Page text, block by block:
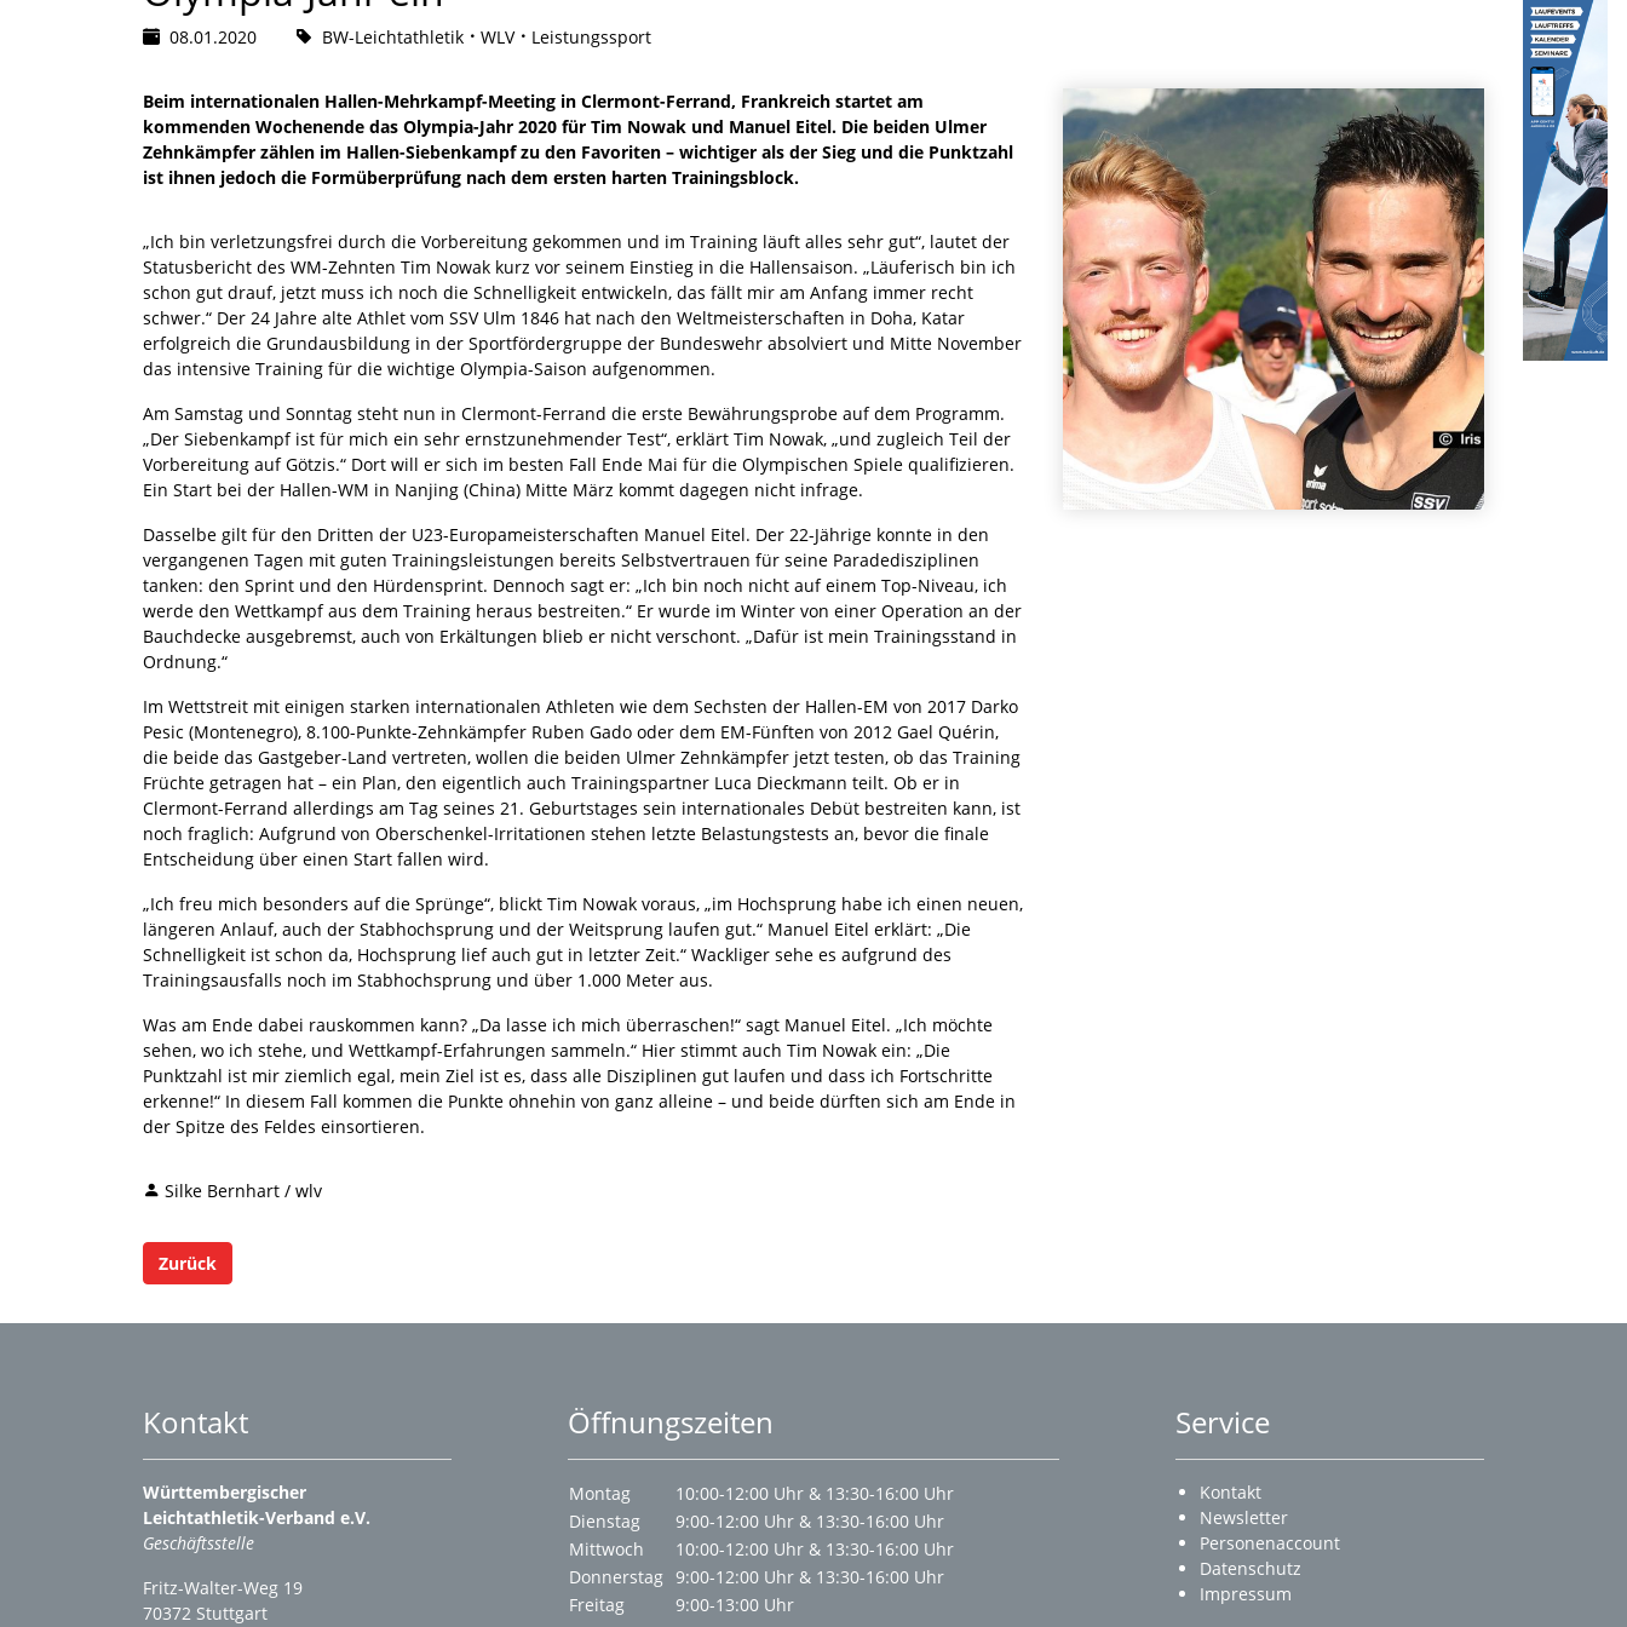
08.01.2020 BW-Leichtathletik WLV Leistungssport
Beim internationalen Hallen-Mehrkampf-Meeting in Clermont-Ferrand, Frankreich startet am
kommenden Wochenende das Olympia-Jahr 2020 für Tim Nowak und Manuel Eitel. Die beiden Ulmer
Zehnkämpfer zählen im Hallen-Siebenkampf zu den Favoriten – wichtiger als der Sieg und die Punktzahl
ist ihnen jedoch die Formüberprüfung nach dem ersten harten Trainingsblock.
„Ich bin verletzungsfrei durch die Vorbereitung gekommen und im Training läuft alles sehr gut“, lautet der
Statusbericht des WM-Zehnten Tim Nowak kurz vor seinem Einstieg in die Hallensaison. „Läuferisch bin ich
schon gut drauf, jetzt muss ich noch die Schnelligkeit entwickeln, das fällt mir am Anfang immer recht
schwer.“ Der 24 Jahre alte Athlet vom SSV Ulm 1846 hat nach den Weltmeisterschaften in Doha, Katar
erfolgreich die Grundausbildung in der Sportfördergruppe der Bundeswehr absolviert und Mitte November
das intensive Training für die wichtige Olympia-Saison aufgenommen.
Am Samstag und Sonntag steht nun in Clermont-Ferrand die erste Bewährungsprobe auf dem Programm.
„Der Siebenkampf ist für mich ein sehr ernstzunehmender Test“, erklärt Tim Nowak, „und zugleich Teil der
Vorbereitung auf Götzis.“ Dort will er sich im besten Fall Ende Mai für die Olympischen Spiele qualifizieren.
Ein Start bei der Hallen-WM in Nanjing (China) Mitte März kommt dagegen nicht infrage.
Dasselbe gilt für den Dritten der U23-Europameisterschaften Manuel Eitel. Der 22-Jährige konnte in den
vergangenen Tagen mit guten Trainingsleistungen bereits Selbstvertrauen für seine Paradedisziplinen
tanken: den Sprint und den Hürdensprint. Dennoch sagt er: „Ich bin noch nicht auf einem Top-Niveau, ich
werde den Wettkampf aus dem Training heraus bestreiten.“ Er wurde im Winter von einer Operation an der
Bauchdecke ausgebremst, auch von Erkältungen blieb er nicht verschont. „Dafür ist mein Trainingsstand in
Ordnung.“
Im Wettstreit mit einigen starken internationalen Athleten wie dem Sechsten der Hallen-EM von 2017 Darko
Pesic (Montenegro), 8.100-Punkte-Zehnkämpfer Ruben Gado oder dem EM-Fünften von 2012 Gael Quérin,
die beide das Gastgeber-Land vertreten, wollen die beiden Ulmer Zehnkämpfer jetzt testen, ob das Training
Früchte getragen hat – ein Plan, den eigentlich auch Trainingspartner Luca Dieckmann teilt. Ob er in
Clermont-Ferrand allerdings am Tag seines 21. Geburtstages sein internationales Debüt bestreiten kann, ist
noch fraglich: Aufgrund von Oberschenkel-Irritationen stehen letzte Belastungstests an, bevor die finale
Entscheidung über einen Start fallen wird.
„Ich freu mich besonders auf die Sprünge“, blickt Tim Nowak voraus, „im Hochsprung habe ich einen neuen,
längeren Anlauf, auch der Stabhochsprung und der Weitsprung laufen gut.“ Manuel Eitel erklärt: „Die
Schnelligkeit ist schon da, Hochsprung lief auch gut in letzter Zeit.“ Wackliger sehe es aufgrund des
Trainingsausfalls noch im Stabhochsprung und über 1.000 Meter aus.
Was am Ende dabei rauskommen kann? „Da lasse ich mich überraschen!“ sagt Manuel Eitel. „Ich möchte
sehen, wo ich stehe, und Wettkampf-Erfahrungen sammeln.“ Hier stimmt auch Tim Nowak ein: „Die
Punktzahl ist mir ziemlich egal, mein Ziel ist es, dass alle Disziplinen gut laufen und dass ich Fortschritte
erkenne!“ In diesem Fall kommen die Punkte ohnehin von ganz alleine – und beide dürften sich am Ende in
der Spitze des Feldes einsortieren.
Silke Bernhart / wlv
Zurück
Kontakt
Württembergischer
Leichtathletik-Verband e.V.
Geschäftsstelle
Fritz-Walter-Weg 19
70372 Stuttgart
Öffnungszeiten
Montag
10:00-12:00 Uhr & 13:30-16:00 Uhr
Dienstag
9:00-12:00 Uhr & 13:30-16:00 Uhr
Mittwoch
10:00-12:00 Uhr & 13:30-16:00 Uhr
Donnerstag 9:00-12:00 Uhr & 13:30-16:00 Uhr
Freitag
9:00-13:00 Uhr
Service
Kontakt
Newsletter
Personenaccount
Datenschutz
Impressum